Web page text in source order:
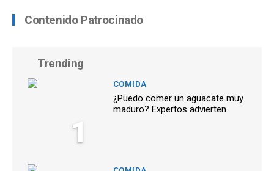
Contenido Patrocinado
Trending
1
COMIDA
¿Puedo comer un aguacate muy
maduro? Expertos advierten